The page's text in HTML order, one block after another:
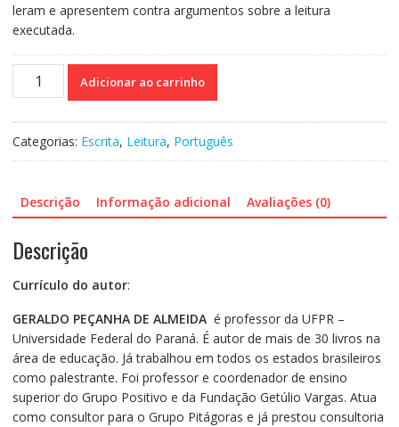
leram e apresentem contra argumentos sobre a leitura
executada.
escrever
-
produção
textos
partir
hipertexto
e
da
intertextualidade
quantidade
Adicionar ao carrinho
Categorias: Escrita, Leitura, Português
Descrição Informação adicional Avaliações (0)
Descrição
Currículo do autor:
GERALDO PEÇANHA DE ALMEIDA é professor da UFPR –
Universidade Federal do Paraná. É autor de mais de 30 livros na
área de educação. Já trabalhou em todos os estados brasileiros
como palestrante. Foi professor e coordenador de ensino
superior do Grupo Positivo e da Fundação Getúlio Vargas. Atua
como consultor para o Grupo Pitágoras e já prestou consultoria